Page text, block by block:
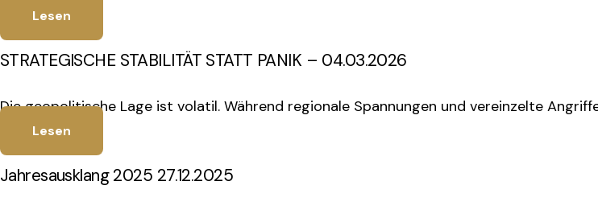
Lesen
STRATEGISCHE STABILITÄT STATT PANIK – 04.03.2026
Die geopolitische Lage ist volatil. Während regionale Spannungen und vereinzelte
Lesen
Jahresausklang 2025 27.12.2025